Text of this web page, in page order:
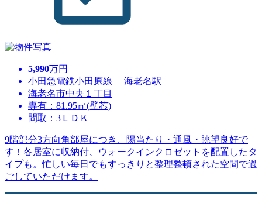
5,990万円
小田急電鉄小田原線 海老名駅
海老名市中央１丁目
専有：81.95㎡(壁芯)
間取：3ＬＤＫ
9階部分3方向角部屋につき、陽当たり・通風・眺望良好で
す！各居室に収納付、ウォークインクロゼットを配置したタ
イプも。忙しい毎日でもすっきりと整理整頓された空間で過
ごしていただけます。